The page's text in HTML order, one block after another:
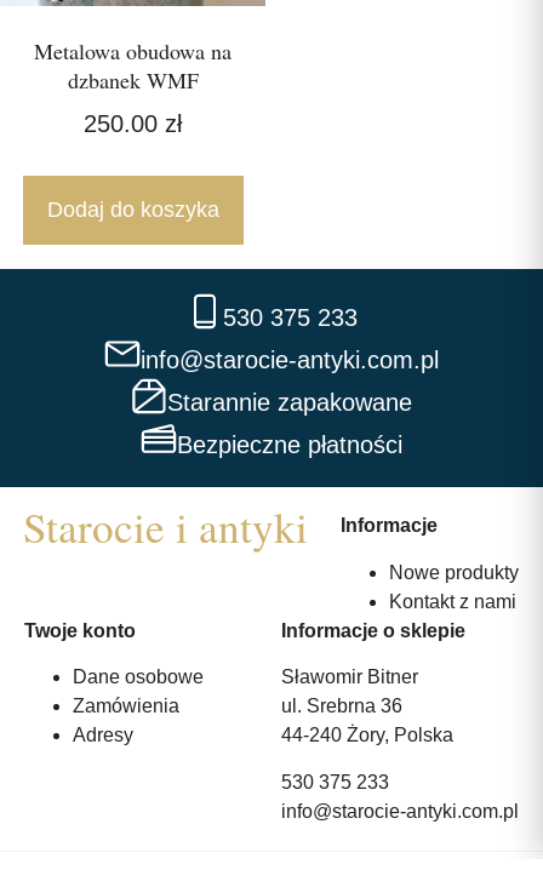
Metalowa obudowa na
dzbanek WMF
250.00 zł
Dodaj do koszyka
530 375 233
info@starocie-antyki.com.pl
Starannie zapakowane
Bezpieczne płatności
Informacje
Nowe produkty
Kontakt z nami
Twoje konto
Dane osobowe
Zamówienia
Adresy
Informacje o sklepie
Sławomir Bitner
ul. Srebrna 36
44-240 Żory, Polska
530 375 233
info@starocie-antyki.com.pl